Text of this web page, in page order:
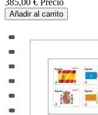
Añadir al carrito